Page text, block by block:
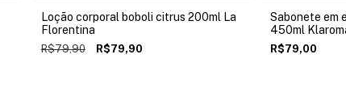
Loção corporal boboli citrus 200ml La
Florentina
R$79,90 R$79,90
Sabonete em
450ml
R$79,00